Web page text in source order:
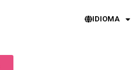
IDIOMA